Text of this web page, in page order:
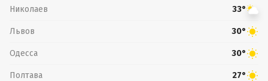
Николаев 33°
Львов 30°
Одесса 30°
Полтава 27°